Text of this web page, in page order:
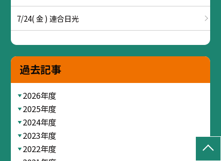
7/24( 金 ) 連合日光
過去記事
2026年度
2025年度
2024年度
2023年度
2022年度